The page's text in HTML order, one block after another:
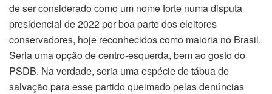
de ser considerado como um nome forte numa disputa
presidencial de 2022 por boa parte dos eleitores
conservadores, hoje reconhecidos como maioria no Brasil.
Seria uma opção de centro-esquerda, bem ao gosto do
PSDB. Na verdade, seria uma espécie de tábua de
salvação para esse partido queimado pelas denúncias